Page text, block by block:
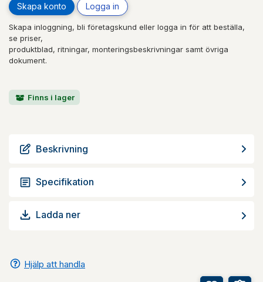
Skapa konto Logga in
Skapa inloggning, bli företagskund eller logga in för att beställa,
se priser,
produktblad, ritningar, monteringsbeskrivningar samt övriga
dokument.
Finns i lager
Beskrivning
Specifikation
Ladda ner
Hjälp att handla